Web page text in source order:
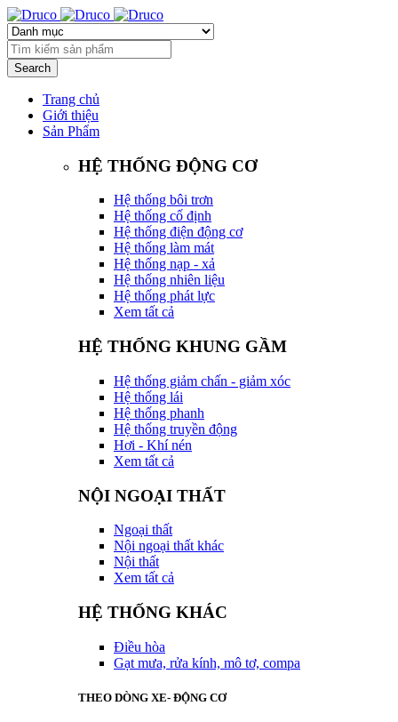
Trang chủ
Giới thiệu
Sản Phẩm
HỆ THỐNG ĐỘNG CƠ
Hệ thống bôi trơn
Hệ thống cố định
Hệ thống điện động cơ
Hệ thống làm mát
Hệ thống nạp - xả
Hệ thống nhiên liệu
Hệ thống phát lực
Xem tất cả
HỆ THỐNG KHUNG GẦM
Hệ thống giảm chấn - giảm xóc
Hệ thống lái
Hệ thống phanh
Hệ thống truyền động
Hơi - Khí nén
Xem tất cả
NỘI NGOẠI THẤT
Ngoại thất
Nội ngoại thất khác
Nội thất
Xem tất cả
HỆ THỐNG KHÁC
Điều hòa
Gạt mưa, rửa kính, mô tơ, compa
THEO DÒNG XE- ĐỘNG CƠ